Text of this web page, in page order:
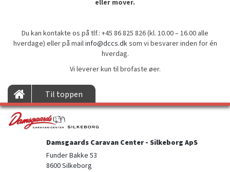
eller mover.
Du kan kontakte os på tlf.: +45 86 825 826 (kl. 10.00 – 16.00 alle
hverdage) eller på mailinfo@dccs.dksom vi besvarer inden for én
hverdag.
Vi leverer kun til brofaste øer.
Til toppen
Damsgaards Caravan Center - Silkeborg ApS
Funder Bakke 53
8600 Silkeborg